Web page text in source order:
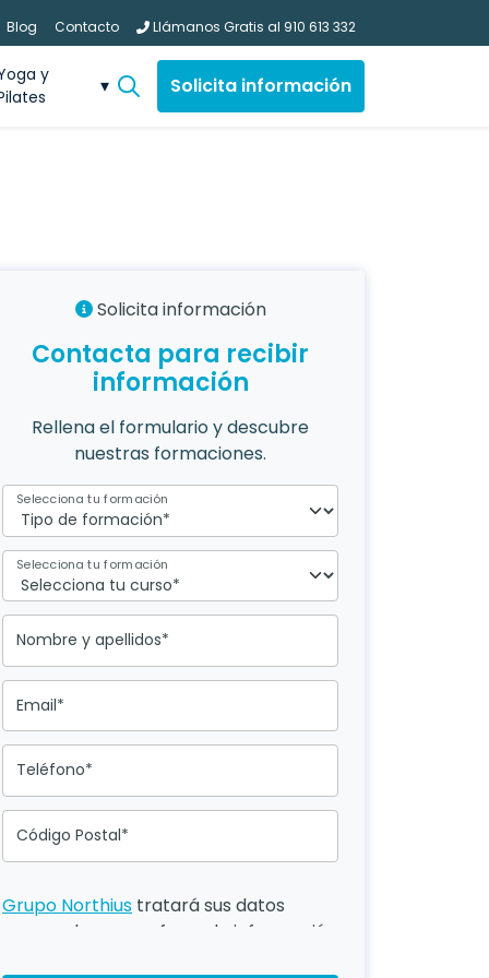
Blog Contacto Llámanos Gratis al 910 613 332
y
Solicita información
Solicita información
Contacta para recibir
información
Rellena el formulario y descubre
nuestras formaciones.
Selecciona tu formación
Selecciona tu formación
Nombre y apellidos*
Email*
Teléfono*
Código Postal*
Grupo Northius tratará sus datos
personales para ofrecerle información